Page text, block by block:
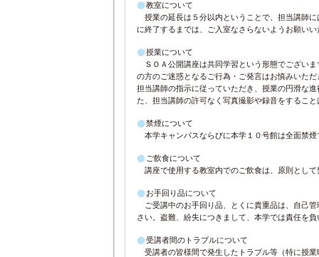
教室について
授業の延長は５分以内ということで、担当講師
に終了するまでは、ご入室なさらないようお願いい
授業について
ＳＯＡ公開講座は共同学習という形態でござい
の方のご迷惑となるご行為・ご発言はお慎みいた
担当講師の指示に従っていただき、授業の円滑な
た、担当講師の許可なく写真撮影や録音をするこ
禁煙について
本学キャンパスならびに本学１０号館は全面禁煙
ご飲食について
講座で使用する教室内でのご飲食は、原則として
お手回り品について
ご受講中のお手回り品、とくに貴重品は、自己
さい。盗難、紛失につきまして、本学では責任を
受講者間のトラブルについて
受講者の皆様間で発生したトラブル等（特に授